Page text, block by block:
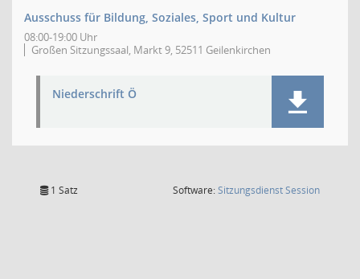
Ausschuss für Bildung, Soziales, Sport und Kultur
08:00-19:00 Uhr
Großen Sitzungssaal, Markt 9, 52511 Geilenkirchen
Niederschrift Ö
1 Satz Software:SitzungsdienstSession(Wird in